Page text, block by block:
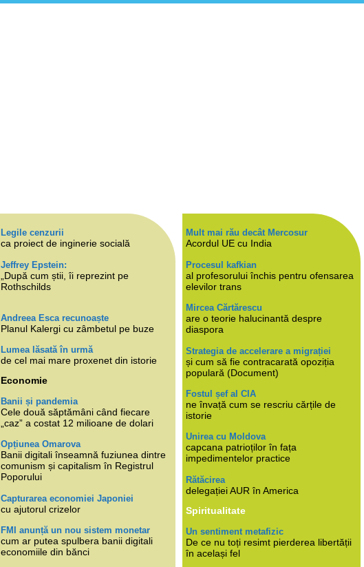
Legile cenzurii
ca proiect de inginerie socială
Jeffrey Epstein:
„După cum știi, îi reprezint pe
Rothschilds
Andreea Esca recunoaște
Planul Kalergi cu zâmbetul pe buze
Lumea lăsată în urmă
de cel mai mare proxenet din istorie
Economie
Banii și pandemia
Cele două săptămâni când fiecare
„caz” a costat 12 milioane de dolari
Opțiunea Omarova
Banii digitali înseamnă fuziunea dintre
comunism și capitalism în Registrul
Poporului
Capturarea economiei Japoniei
cu ajutorul crizelor
FMI anunță un nou sistem monetar
cum ar putea spulbera banii digitali
economiile din bănci
Mult mai rău decât Mercosur
Acordul UE cu India
Procesul kafkian
al profesorului închis pentru ofensarea
elevilor trans
Mircea Cărtărescu
are o teorie halucinantă despre
diaspora
Strategia de accelerare a migrației
și cum să fie contracarată opoziția
populară (Document)
Fostul șef al CIA
ne învață cum se rescriu cărțile de
istorie
Unirea cu Moldova
capcana patrioților în fața
impedimentelor practice
Rătăcirea
delegației AUR în America
Spiritualitate
Un sentiment metafizic
De ce nu toți resimt pierderea libertății
în același fel